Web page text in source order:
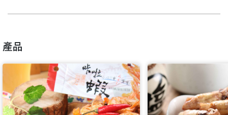
產品
繼續註冊
返回 繼續註冊
開始填寫申請資料吧~
填寫申請資料
返回首頁
要申請新產品嗎？
查看申請進度 申請新產品
返回首頁
如果你已經準備好了，
點擊「直接申請」按鈕開始填寫申請表。
直接申請 看密笈